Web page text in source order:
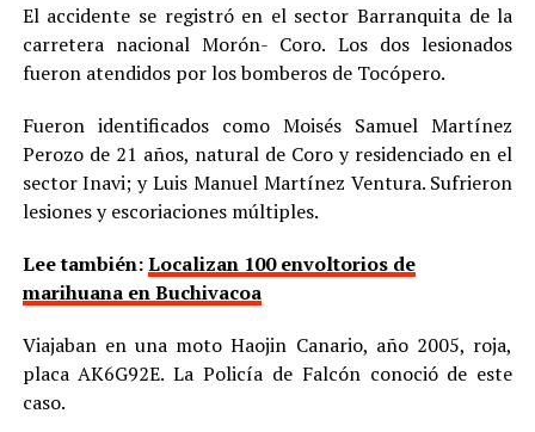
El accidente se registró en el sector Barranquita de la
carretera nacional Morón- Coro. Los dos lesionados
fueron atendidos por los bomberos de Tocópero.
Fueron identificados como Moisés Samuel Martínez
Perozo de 21 años, natural de Coro y residenciado en el
sector Inavi; y Luis Manuel Martínez Ventura. Sufrieron
lesiones y escoriaciones múltiples.
Lee también:Localizan 100 envoltorios de
marihuana en Buchivacoa
Viajaban en una moto Haojin Canario, año 2005, roja,
placa AK6G92E. La Policía de Falcón conoció de este
caso.